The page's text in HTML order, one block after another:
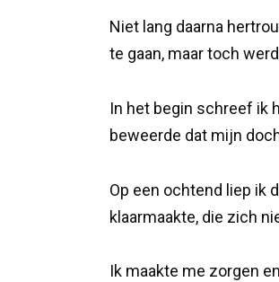
Niet lang daarna
te gaan, maar toch
In het begin schreef ik
beweerde dat mijn
Op een ochtend liep ik
klaarmaakte, die zich
Ik maakte me zorgen